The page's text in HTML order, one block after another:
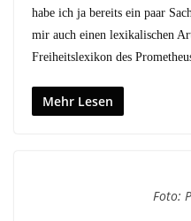
habe ich ja bereits ein paar
mir auch einen lexikalischen
Freiheitslexikon des
Mehr Lesen
Foto: